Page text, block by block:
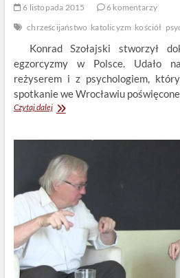
6 listopada 2015
6 komentarzy
chrześcijaństwo katolicyzm kościół
Konrad Szołajski stworzył
egzorcyzmy w Polsce. Udało
reżyserem i z psychologiem,
spotkanie we Wrocławiu
Czytaj dalejO
Konrad
Szołajski
i
prof.
Dariusz
Doliński